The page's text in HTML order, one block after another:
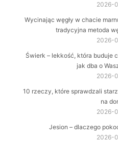
2026-
Wycinając węgły w chacie
tradycyjna metoda
2026-
Świerk – lekkość, która buduje
jak dba o
2026-
10 rzeczy, które sprawdzali
na
2026-
Jesion – dlaczego
2026-